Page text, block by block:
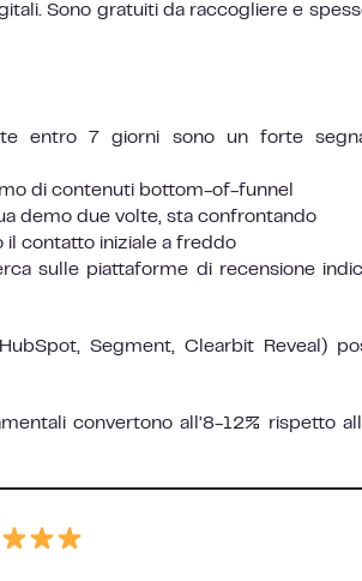
Sono gratuiti da raccogliere e
entro 7 giorni sono un forte
di contenuti bottom-of-funnel
demo due volte, sta confrontando
il contatto iniziale a freddo
sulle piattaforme di recensione
Segment, Clearbit Reveal)
convertono all’8-12% rispetto